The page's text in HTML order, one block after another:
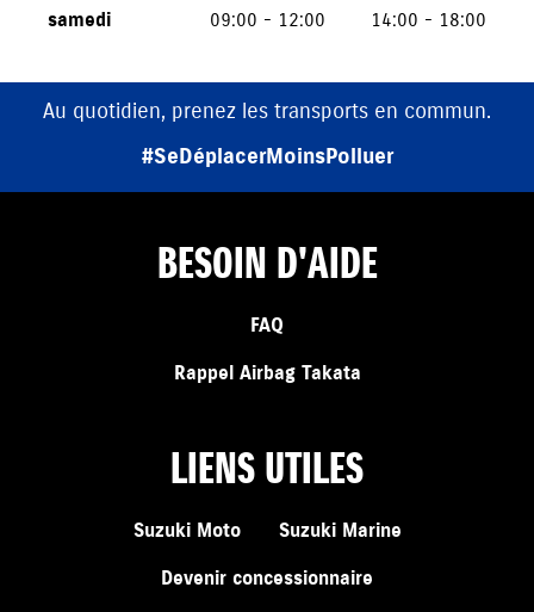
samedi
09:00 - 12:00 14:00 - 18:00
Au quotidien, prenez les transports en commun.
#SeDéplacerMoinsPolluer
BESOIN D'AIDE
FAQ
Rappel Airbag Takata
LIENS UTILES
Suzuki Moto
Suzuki Marine
Devenir concessionnaire